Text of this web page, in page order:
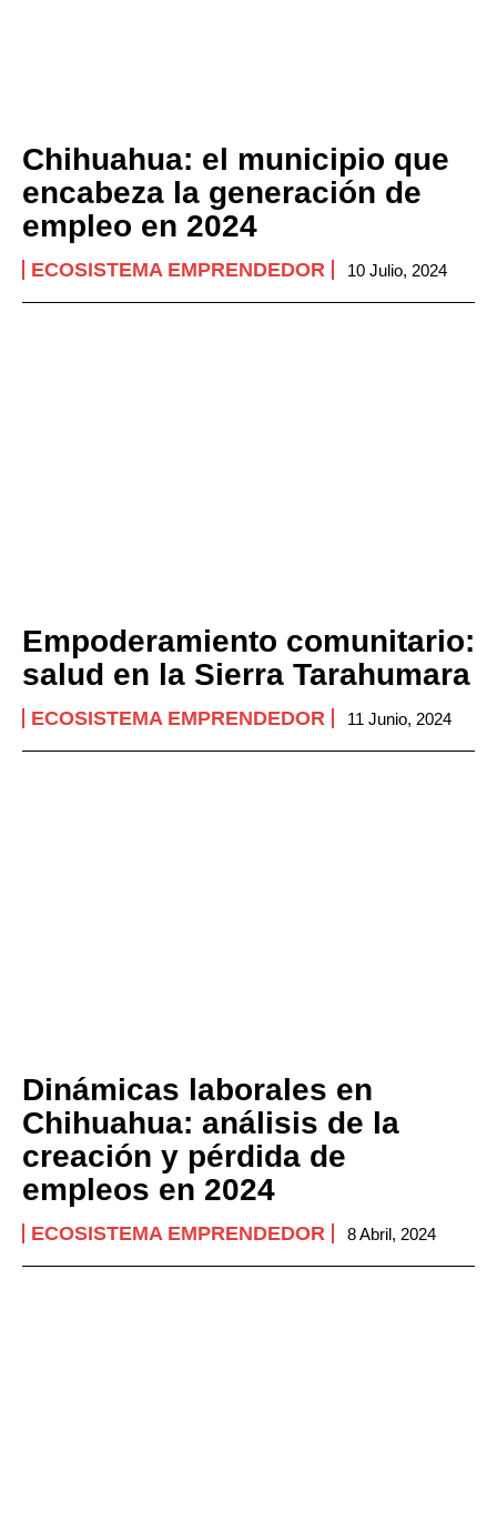
Chihuahua: el municipio que
encabeza la generación de
empleo en 2024
ECOSISTEMA EMPRENDEDOR 10 Julio, 2024
Empoderamiento comunitario:
salud en la Sierra Tarahumara
ECOSISTEMA EMPRENDEDOR 11 Junio, 2024
Dinámicas laborales en
Chihuahua: análisis de la
creación y pérdida de
empleos en 2024
ECOSISTEMA EMPRENDEDOR 8 Abril, 2024